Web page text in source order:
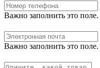
Важно заполнить это поле.
Важно заполнить это поле.